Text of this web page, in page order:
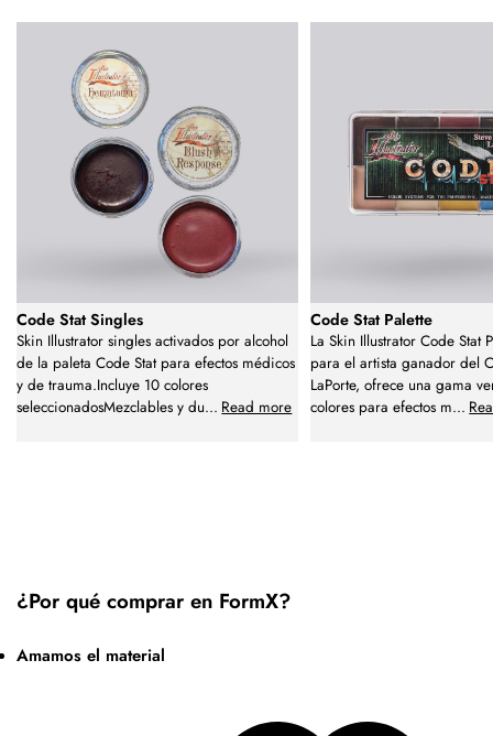
Code Stat Singles
Skin Illustrator singles activados por alcohol
de la paleta Code Stat para efectos médicos
y de trauma.Incluye 10 colores
seleccionadosMezclables y du... Read more
Code Stat Palette
La Skin Illustrator Code Stat
para el artista ganador del
LaPorte, ofrece una gama
colores para efectos m...
¿Por qué comprar en FormX?
Amamos el material